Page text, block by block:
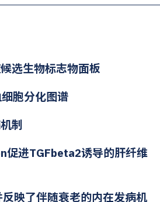
选生物标志物面板
胞分化图谱
制
促进TGFbeta2诱导的肝纤维
映了伴随衰老的内在发病机